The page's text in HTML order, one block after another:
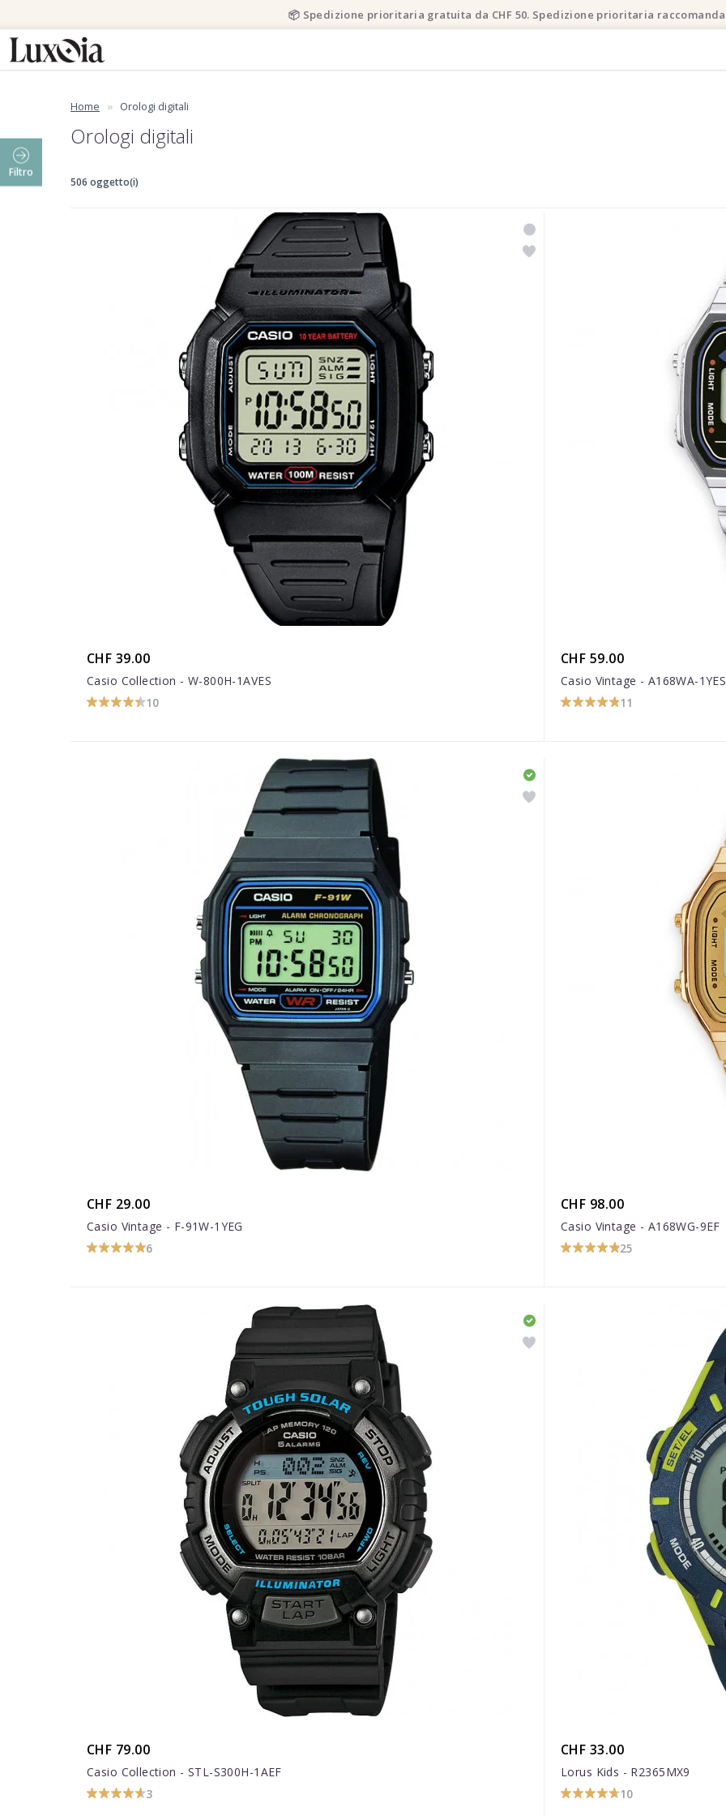
Home Orologi digitali
Orologi digitali
Filtro
506 oggetto(i)
CHF 39.00
Casio Collection - W-800H-1AVES
10
CHF 59.00
Casio Vintage - A168WA-1YES
11
CHF 29.00
Casio Vintage - F-91W-1YEG
6
CHF 98.00
Casio Vintage - A168WG-9EF
25
CHF 79.00
Casio Collection - STL-S300H-1AEF
3
CHF 33.00
Lorus Kids - R2365MX9
10
📦 Spedizione prioritaria gratuita da CHF 50. Spedizione prioritaria